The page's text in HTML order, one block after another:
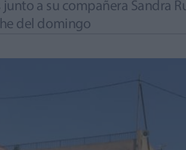
a su compañera Sandra
del domingo